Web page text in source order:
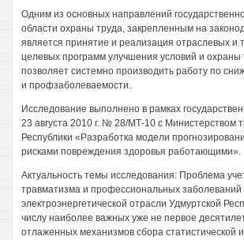
Одним из основных направлений
области охраны труда, закрепленным на
является принятие и реализация отраслевых и
целевых программ улучшения условий и охраны
позволяет системно производить работу по
и профзаболеваемости.
Исследование выполнено в рамках
23 августа 2010 г. № 28/МТ-10 с Министерством
Республики «Разработка модели
рисками повреждения здоровья работающими».
Актуальность темы исследования: Проблема
травматизма и профессиональных заболеваний
электроэнергетической отрасли Удмуртской
числу наиболее важных уже не первое
отлаженных механизмов сбора статистической